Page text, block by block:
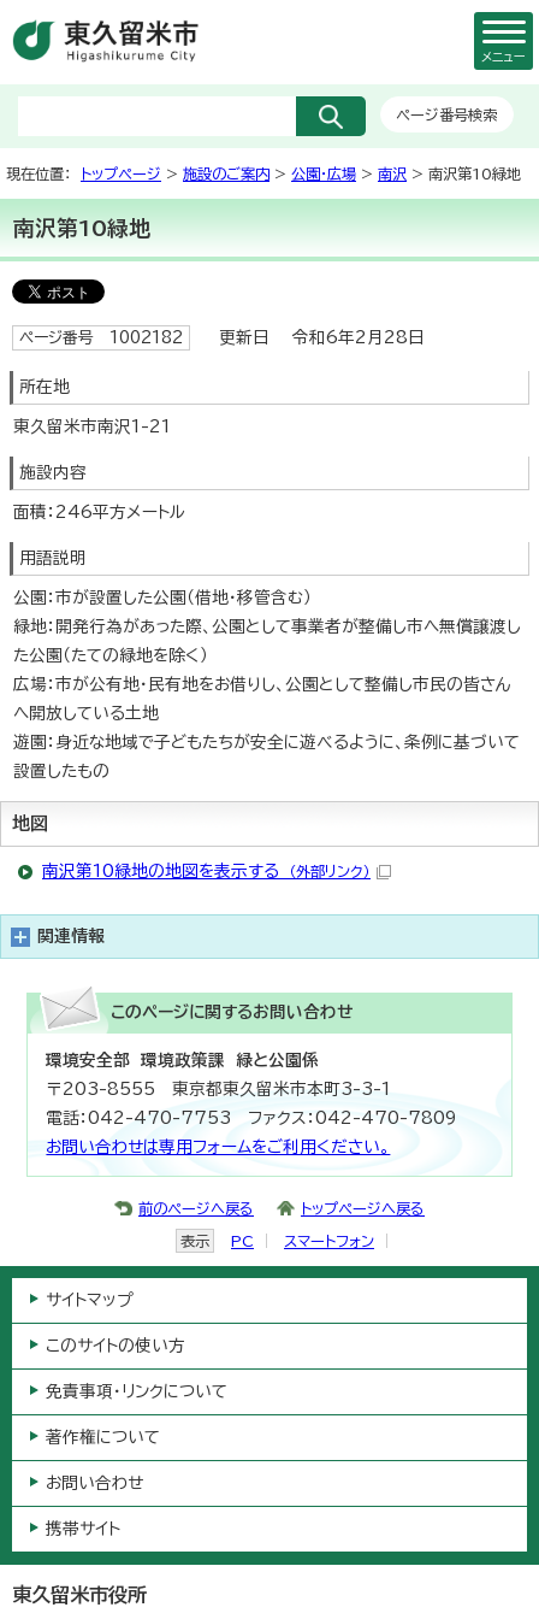
ページ番号検索
メニュー
現在位置： トップページ > 施設のご案内 > 公園・広場 > 南沢 > 南沢第10緑地
南沢第10緑地
ページ番号 1002182 更新日 令和6年2月28日
所在地
東久留米市南沢1-21
施設内容
面積：246平方メートル
用語説明
公園：市が設置した公園（借地・移管含む）
緑地：開発行為があった際、公園として事業者が整備し市へ無償譲渡し
た公園（たての緑地を除く）
広場：市が公有地・民有地をお借りし、公園として整備し市民の皆さん
へ開放している土地
遊園：身近な地域で子どもたちが安全に遊べるように、条例に基づいて
設置したもの
地図
南沢第10緑地の地図を表示する （外部リンク）
関連情報
このページに関するお問い合わせ
環境安全部 環境政策課 緑と公園係
〒203-8555 東京都東久留米市本町3-3-1
電話：042-470-7753 ファクス：042-470-7809
お問い合わせは専用フォームをご利用ください。
前のページへ戻る トップページへ戻る
表示 PC スマートフォン
サイトマップ
このサイトの使い方
免責事項・リンクについて
著作権について
お問い合わせ
携帯サイト
東久留米市役所